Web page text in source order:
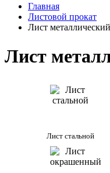
Главная
Листовой прокат
Лист металлический
Лист
Лист стальной